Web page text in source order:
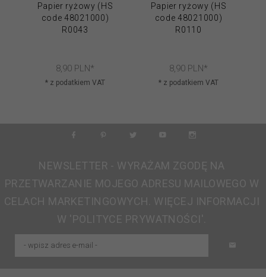
Papier ryżowy (HS
code 48021000)
R0043
8,90 PLN*
* z podatkiem VAT
Papier ryżowy (HS
code 48021000)
R0110
8,90 PLN*
* z podatkiem VAT
NEWSLETTER - WYRAŻAM ZGODĘ NA
PRZETWARZANIE MOJEGO ADRESU MAILOWEGO W
CELACH MARKETINGOWYCH. WIĘCEJ INFORMACJI
W 'POLITYCE PRYWATNOŚCI'.